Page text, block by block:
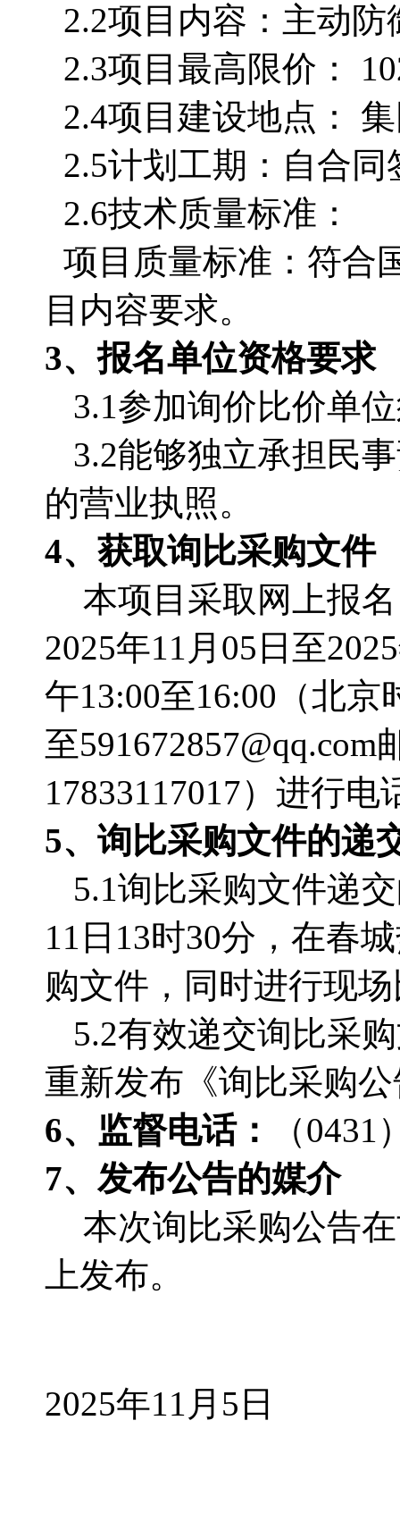
2.2项目内容：主动
2.3项目最高限价 ：
2.4项目建设地点：
2.5计划工期： 自合同
2.6技术质量标准：
项目质量标准：符合
目内容要求。
3、报名单位资格要求
3.1参加询价比价单
3.2能够独立承担民
的营业执照。
4、获取询比采购文件
本项目采取网上报
2025年11月05日至
午13:00至16:00（北
至
17833117017）进行
5、询比采购文件的递
5.1询比采购文件递
11日13时30分， 在春
购文件，同时进行现
5.2有效递交询比采
重新发布《询比采购
6、监督电话：
（0431
7、发布公告的媒介
本次询比采购公告
上发布。
2025年11月5日